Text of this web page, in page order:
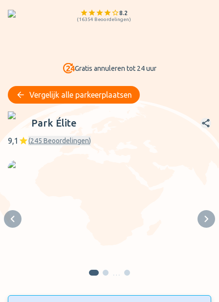
8.2
(16354 Beoordelingen)
Gratis annuleren tot 24 uur
Vergelijk alle parkeerplaatsen
Park Élite
Park Élite
9,1 (245 Beoordelingen)
Previous slide
…